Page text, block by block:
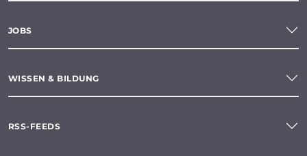
JOBS
WISSEN & BILDUNG
RSS-FEEDS